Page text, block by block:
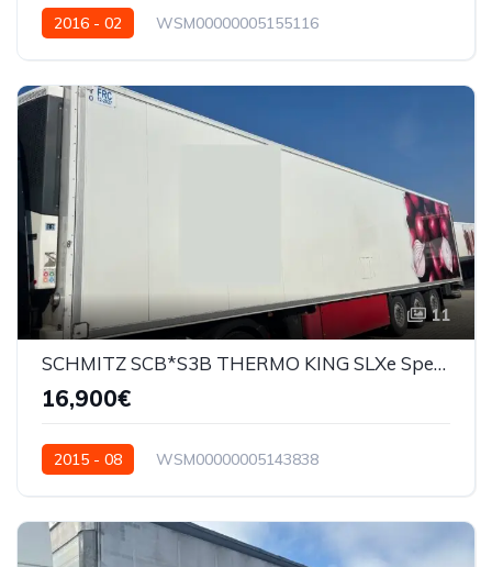
2016 - 02 WSM00000005155116
11
SCHMITZ SCB*S3B THERMO KING SLXe Spectrum
16,900€
2015 - 08 WSM00000005143838